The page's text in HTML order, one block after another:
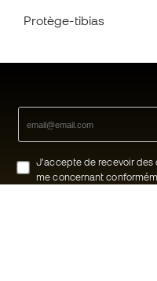
Protège-tibias
J’accepte de recevoir
me concernant